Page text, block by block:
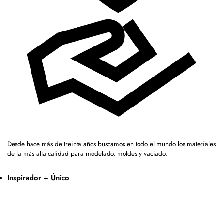
Desde hace más de treinta años buscamos en todo el mundo los materiales
de la más alta calidad para modelado, moldes y vaciado.
Inspirador + Único